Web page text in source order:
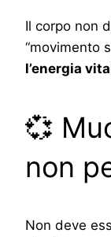
Il corpo non
“movimento
l’energia
💞
non
Non deve